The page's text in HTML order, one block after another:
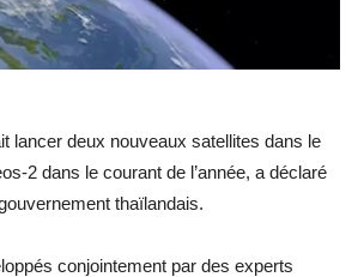
lancer deux nouveaux satellites dans le
2 dans le courant de l’année, a déclaré
thaïlandais.
conjointement par des experts